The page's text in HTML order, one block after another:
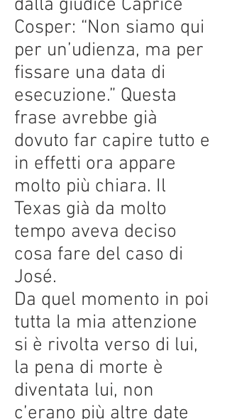
dalla giudice Caprice
Cosper: “Non siamo qui
per un’udienza, ma per
fissare una data di
esecuzione.” Questa
frase avrebbe già
dovuto far capire tutto e
in effetti ora appare
molto più chiara. Il
Texas già da molto
tempo aveva deciso
cosa fare del caso di
José.
Da quel momento in poi
tutta la mia attenzione
si è rivolta verso di lui,
la pena di morte è
diventata lui, non
c’erano più altre date